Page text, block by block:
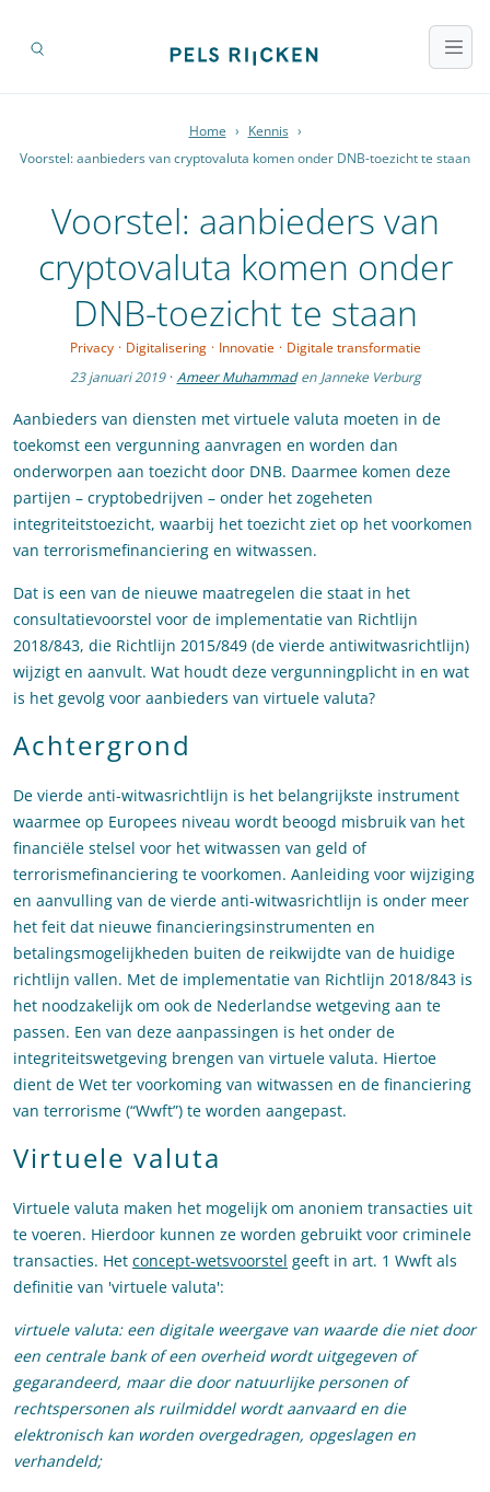
Home › Kennis ›
Voorstel: aanbieders van cryptovaluta komen onder DNB-toezicht te staan
Voorstel: aanbieders van
cryptovaluta komen onder
DNB-toezicht te staan
Privacy · Digitalisering · Innovatie · Digitale transformatie
23 januari 2019 · Ameer Muhammad en Janneke Verburg
Aanbieders van diensten met virtuele valuta moeten in de
toekomst een vergunning aanvragen en worden dan
onderworpen aan toezicht door DNB. Daarmee komen deze
partijen – cryptobedrijven – onder het zogeheten
integriteitstoezicht, waarbij het toezicht ziet op het voorkomen
van terrorismefinanciering en witwassen.
Dat is een van de nieuwe maatregelen die staat in het
consultatievoorstel voor de implementatie van Richtlijn
2018/843, die Richtlijn 2015/849 (de vierde antiwitwasrichtlijn)
wijzigt en aanvult. Wat houdt deze vergunningplicht in en wat
is het gevolg voor aanbieders van virtuele valuta?
Achtergrond
De vierde anti-witwasrichtlijn is het belangrijkste instrument
waarmee op Europees niveau wordt beoogd misbruik van het
financiële stelsel voor het witwassen van geld of
terrorismefinanciering te voorkomen. Aanleiding voor wijziging
en aanvulling van de vierde anti-witwasrichtlijn is onder meer
het feit dat nieuwe financieringsinstrumenten en
betalingsmogelijkheden buiten de reikwijdte van de huidige
richtlijn vallen. Met de implementatie van Richtlijn 2018/843 is
het noodzakelijk om ook de Nederlandse wetgeving aan te
passen. Een van deze aanpassingen is het onder de
integriteitswetgeving brengen van virtuele valuta. Hiertoe
dient de Wet ter voorkoming van witwassen en de financiering
van terrorisme (“Wwft”) te worden aangepast.
Virtuele valuta
Virtuele valuta maken het mogelijk om anoniem transacties uit
te voeren. Hierdoor kunnen ze worden gebruikt voor criminele
transacties. Het concept-wetsvoorstel geeft in art. 1 Wwft als
definitie van 'virtuele valuta':
virtuele valuta: een digitale weergave van waarde die niet door
een centrale bank of een overheid wordt uitgegeven of
gegarandeerd, maar die door natuurlijke personen of
rechtspersonen als ruilmiddel wordt aanvaard en die
elektronisch kan worden overgedragen, opgeslagen en
verhandeld;